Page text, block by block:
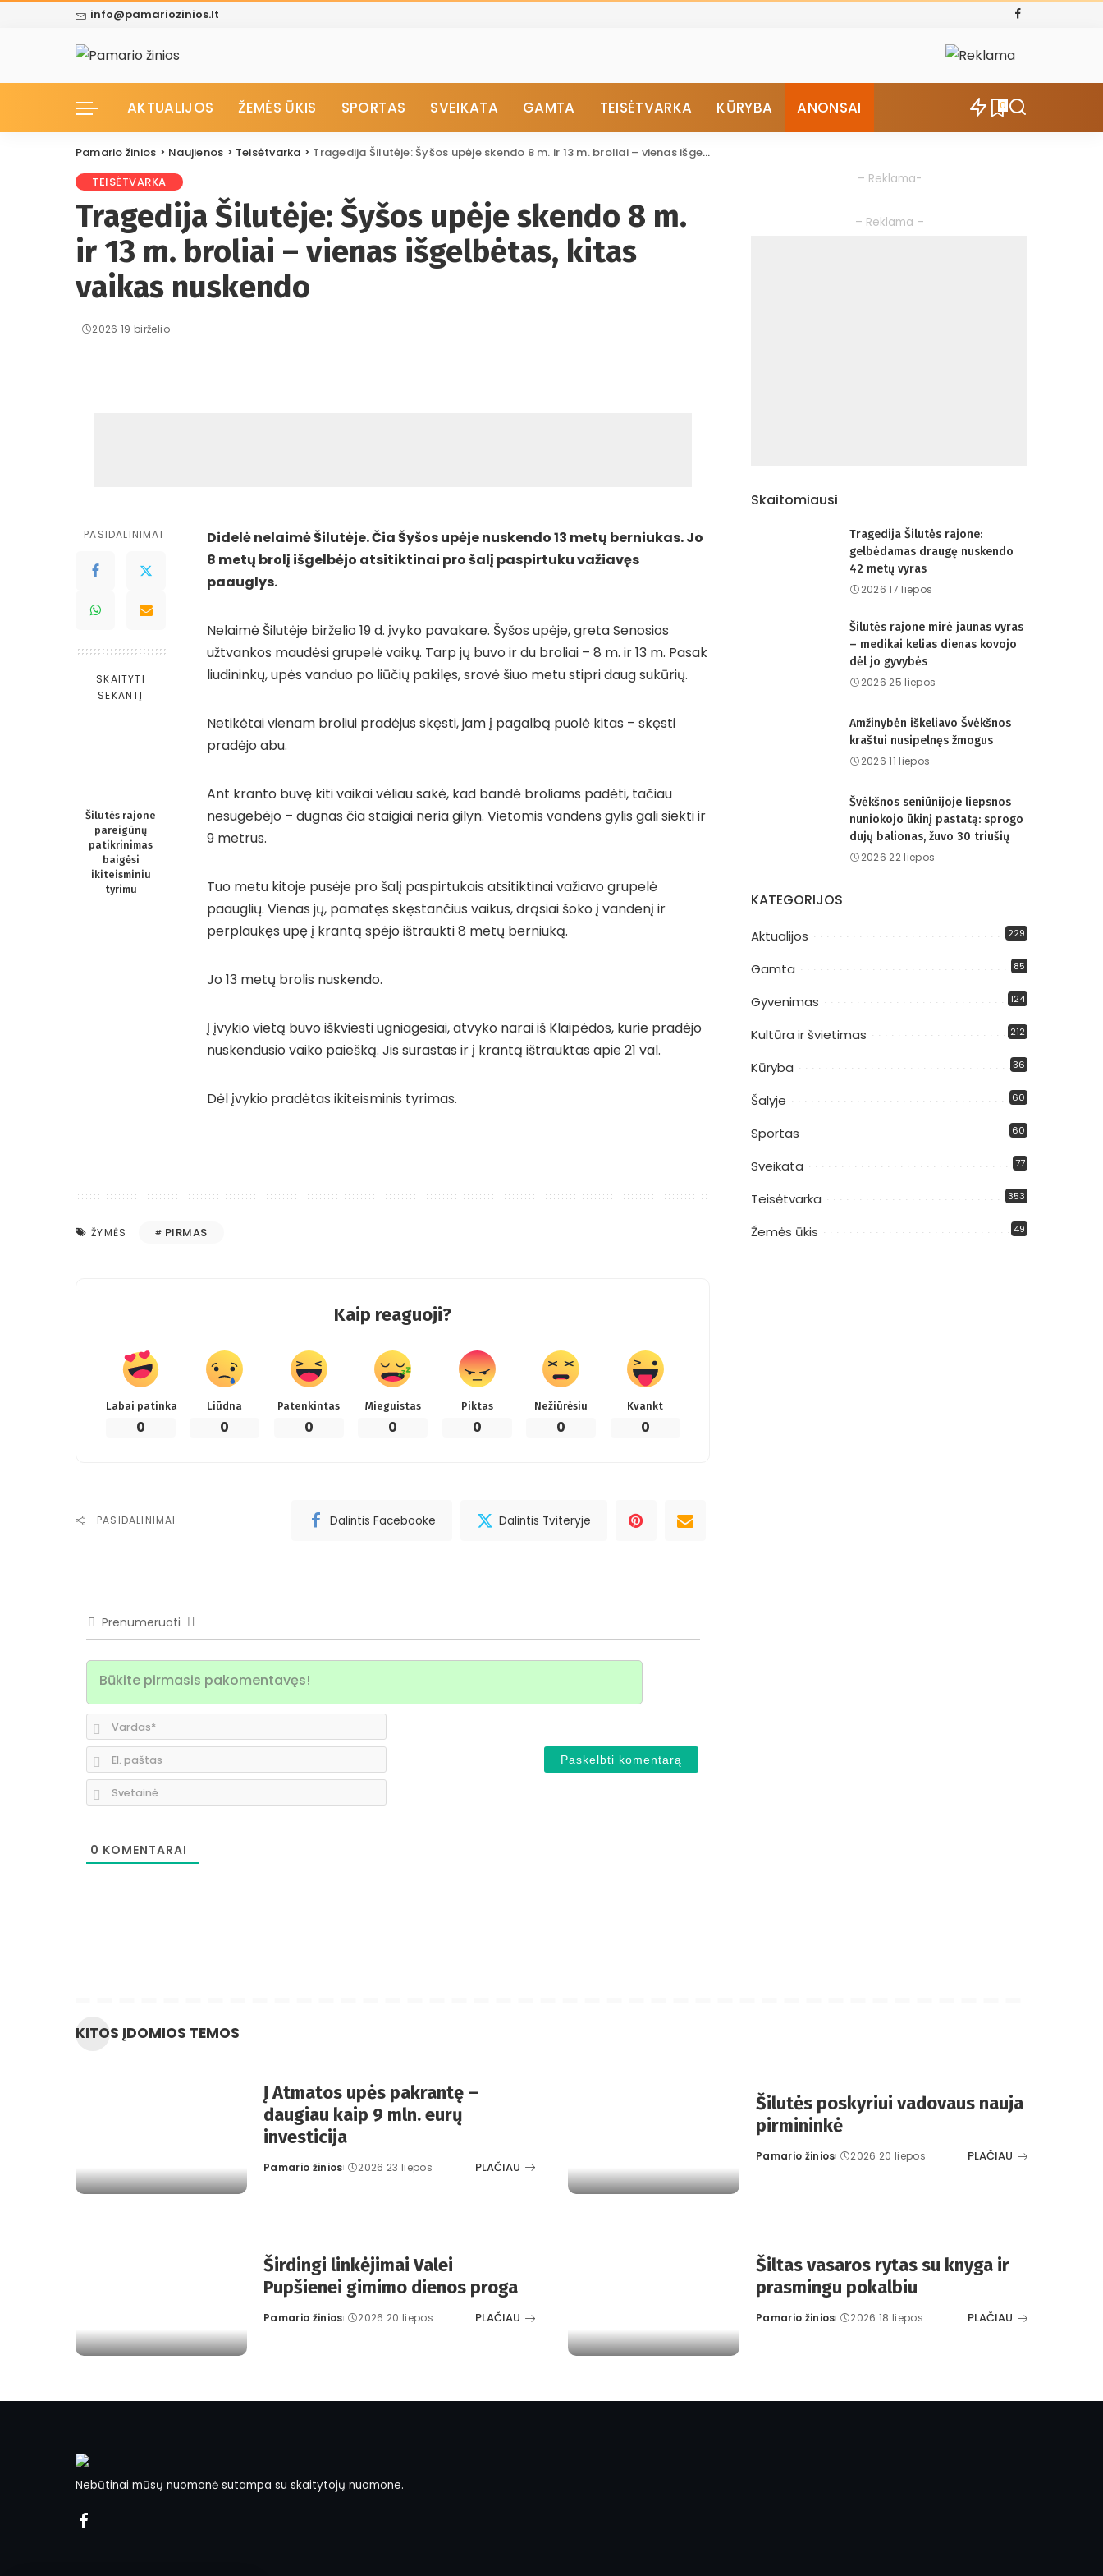
info@pamariozinios.lt
AKTUALIJOS ŽEMĖS ŪKIS SPORTAS SVEIKATA GAMTA TEISĖTVARKA KŪRYBA ANONSAI 0
Pamario žinios > Naujienos > Teisėtvarka > Tragedija Šilutėje: Šyšos upėje skendo 8 m. ir 13 m. broliai – vienas išgelbėtas, kitas vaikas nuskendo
TEISĖTVARKA
Tragedija Šilutėje: Šyšos upėje skendo 8 m.
ir 13 m. broliai – vienas išgelbėtas, kitas
vaikas nuskendo
2026 19 birželio
PASIDALINIMAI
SKAITYTI
SEKANTĮ
Šilutės rajone
pareigūnų
patikrinimas
baigėsi
ikiteisminiu
tyrimu
Didelė nelaimė Šilutėje. Čia Šyšos upėje nuskendo 13 metų berniukas. Jo
8 metų brolį išgelbėjo atsitiktinai pro šalį paspirtuku važiavęs
paauglys.
Nelaimė Šilutėje birželio 19 d. įvyko pavakare. Šyšos upėje, greta Senosios
užtvankos maudėsi grupelė vaikų. Tarp jų buvo ir du broliai – 8 m. ir 13 m. Pasak
liudininkų, upės vanduo po liūčių pakilęs, srovė šiuo metu stipri daug sukūrių.
Netikėtai vienam broliui pradėjus skęsti, jam į pagalbą puolė kitas – skęsti
pradėjo abu.
Ant kranto buvę kiti vaikai vėliau sakė, kad bandė broliams padėti, tačiau
nesugebėjo – dugnas čia staigiai neria gilyn. Vietomis vandens gylis gali siekti ir
9 metrus.
Tuo metu kitoje pusėje pro šalį paspirtukais atsitiktinai važiavo grupelė
paauglių. Vienas jų, pamatęs skęstančius vaikus, drąsiai šoko į vandenį ir
perplaukęs upę į krantą spėjo ištraukti 8 metų berniuką.
Jo 13 metų brolis nuskendo.
Į įvykio vietą buvo iškviesti ugniagesiai, atvyko narai iš Klaipėdos, kurie pradėjo
nuskendusio vaiko paiešką. Jis surastas ir į krantą ištrauktas apie 21 val.
Dėl įvykio pradėtas ikiteisminis tyrimas.
ŽYMĖS PIRMAS
Kaip reaguoji?
Labai patinka
0
Liūdna
0
Patenkintas
0
Mieguistas
0
Piktas
0
Nežiūrėsiu
0
Kvankt
0
PASIDALINIMAI Dalintis Facebooke Dalintis Tviteryje
Prenumeruoti
paštas
0 KOMENTARAI
– Reklama-
– Reklama –
Skaitomiausi
Tragedija Šilutės rajone:
gelbėdamas draugę nuskendo
42 metų vyras
2026 17 liepos
Šilutės rajone mirė jaunas vyras
– medikai kelias dienas kovojo
dėl jo gyvybės
2026 25 liepos
Amžinybėn iškeliavo Švėkšnos
kraštui nusipelnęs žmogus
2026 11 liepos
Švėkšnos seniūnijoje liepsnos
nuniokojo ūkinį pastatą: sprogo
dujų balionas, žuvo 30 triušių
2026 22 liepos
KATEGORIJOS
Aktualijos 229
Gamta 85
Gyvenimas 124
Kultūra ir švietimas 212
Kūryba 36
Šalyje 60
Sportas 60
Sveikata 77
Teisėtvarka 353
Žemės ūkis 49
KITOS ĮDOMIOS TEMOS
Į Atmatos upės pakrantę –
daugiau kaip 9 mln. eurų
investicija
Posted
Pamario žinios 2026 23 liepos PLAČIAU
Šilutės poskyriui vadovaus nauja
pirmininkė
Posted
Pamario žinios 2026 20 liepos PLAČIAU
Širdingi linkėjimai Valei
Pupšienei gimimo dienos proga
Posted
Pamario žinios 2026 20 liepos PLAČIAU
Šiltas vasaros rytas su knyga ir
prasmingu pokalbiu
Posted
Pamario žinios 2026 18 liepos PLAČIAU
Nebūtinai mūsų nuomonė sutampa su skaitytojų nuomone.